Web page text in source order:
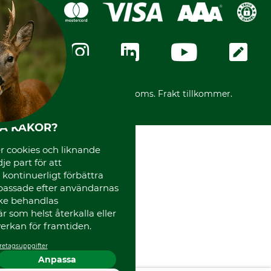
Dataskydd
Integritetspolicy
Ångerrätt
Ångerrätt för din beställning
Reklamationer
Frakter
Om oss
GRUBE-Gruppen
Företagsuppgifter
Karriär
Vår personal
Varumärken
Mässor
Instagram TOS
Media
Code of Conduct
*Alla priser inklusive moms. Frakt tillkommer.
KAKOR?
cookies och liknande
part för att
kontinuerligt förbättra
efter användarnas
behandlas
som helst återkalla eller
för framtiden.
Anpassa